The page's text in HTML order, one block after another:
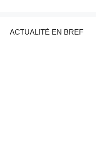
ACTUALITÉ EN BREF